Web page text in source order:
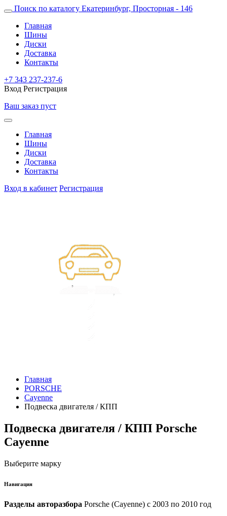
Поиск по каталогу Екатеринбург, Просторная - 146
Главная
Шины
Диски
Доставка
Контакты
+7 343 237-237-6
Вход Регистрация
Ваш заказ пуст
Главная
Шины
Диски
Доставка
Контакты
Вход в кабинет Регистрация
Главная
PORSCHE
Cayenne
Подвеска двигателя / КПП
Подвеска двигателя / КПП Porsche
Cayenne
Выберите марку
Навигация
Разделы авторазбора Porsche (Cayenne) с 2003 по 2010 год